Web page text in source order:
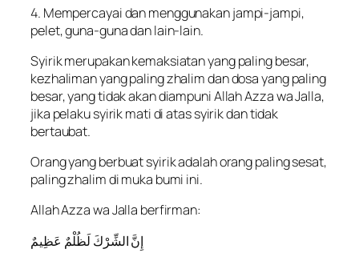
4. Mempercayai dan menggunakan jampi-jampi,
pelet, guna-guna dan lain-lain.
Syirik merupakan kemaksiatan yang paling besar,
kezhaliman yang paling zhalim dan dosa yang paling
besar, yang tidak akan diampuni Allah Azza wa Jalla,
jika pelaku syirik mati di atas syirik dan tidak
bertaubat.
Orang yang berbuat syirik adalah orang paling sesat,
paling zhalim di muka bumi ini.
Allah Azza wa Jalla berfirman:
إِنَّ الشِّرْكَ لَظُلْمٌ عَظِيمٌ